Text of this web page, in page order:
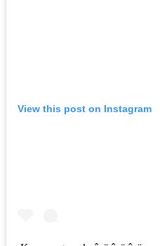
View this post on Instagram